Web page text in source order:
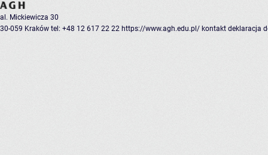
al. Mickiewicza 30
30-059 Kraków tel: +48 12 617 22 22 https://www.agh.edu.pl/ kontakt deklaracja